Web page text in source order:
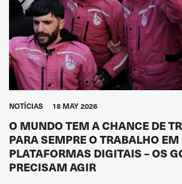
NOTÍCIAS 18 MAY 2026
O MUNDO TEM A CHANCE DE
PARA SEMPRE O TRABALHO EM
PLATAFORMAS DIGITAIS – OS
PRECISAM AGIR